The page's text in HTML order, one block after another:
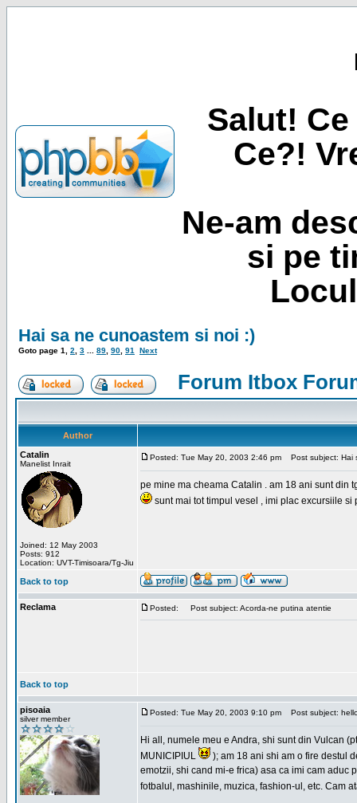
Salut!
Ce?!
Ne-am
si pe
Hai sa ne cunoastem si noi :)
Goto page 1 2 3 89 90 91 Next
Forum Itbox
Author
Catalin
Manelist Inrait
Joined: 12 May 2003
Posts: 912
Location: UVT-Timisoara/Tg-Jiu
Posted: Tue May 20, 2003 2:46 pm Post subject: Hai
pe mine ma cheama Catalin . am 18 ani sunt din
sunt mai tot timpul vesel , imi plac excursiile
Back to top
Reclama Posted: Post subject: Acorda-ne putina atentie
Back to top
pisoaia
silver member
Posted: Tue May 20, 2003 9:10 pm Post subject:
Hi all, numele meu e Andra, shi sunt din Vulcan
MUNICIPIUL
); am 18 ani shi am o fire destul
emotzii, shi cand mi-e frica) asa ca imi cam
fotbalul, mashinile, muzica, fashion-ul, etc. Cam